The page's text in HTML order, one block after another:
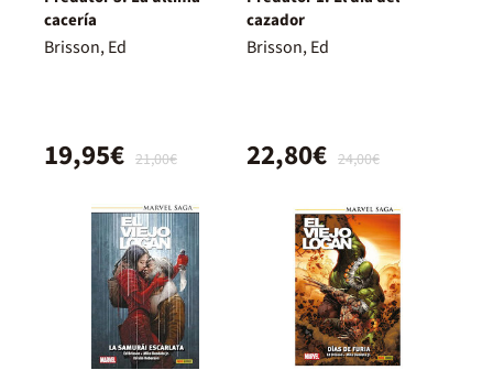
cacería
Brisson, Ed
21,00€
19,95€
cazador
Brisson, Ed
24,00€
22,80€